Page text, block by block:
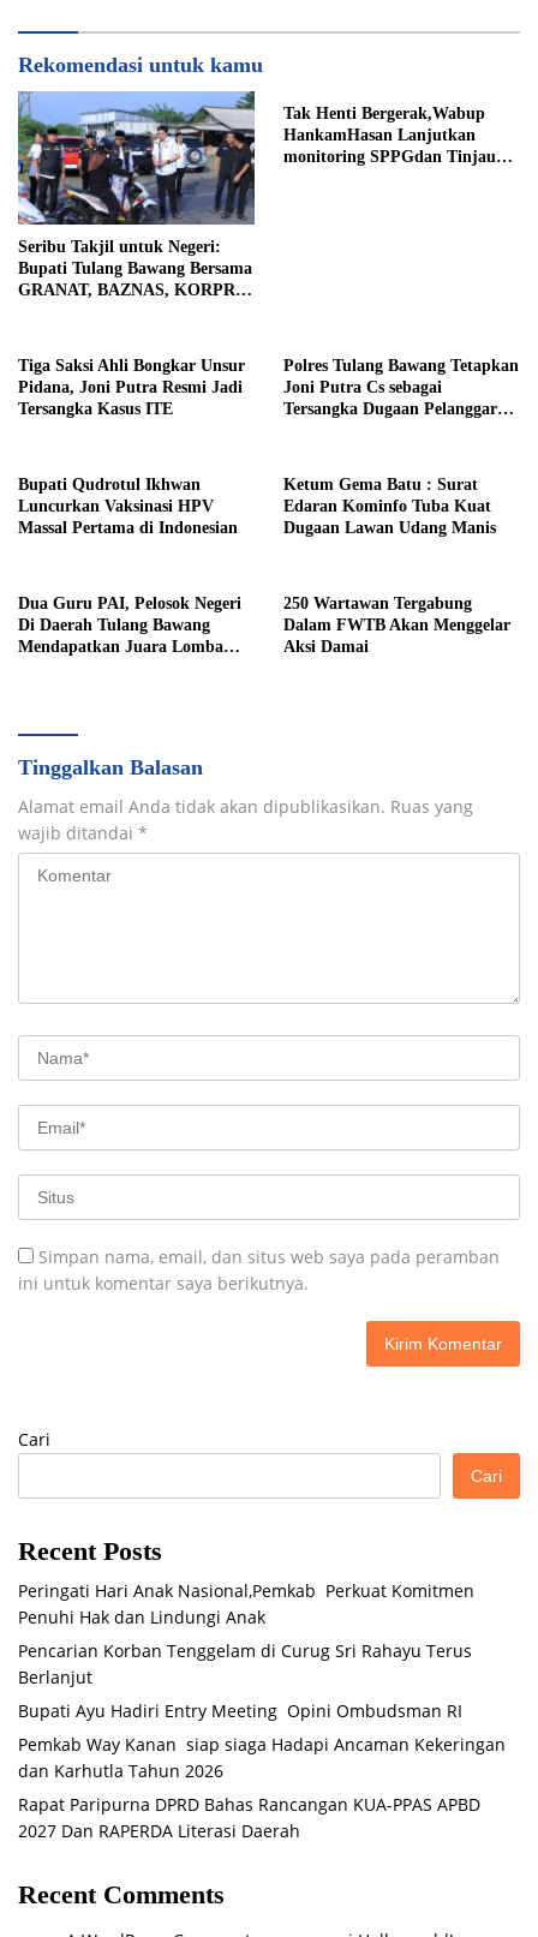
Rekomendasi untuk kamu
Seribu Takjil untuk Negeri:
Bupati Tulang Bawang Bersama
GRANAT, BAZNAS, KORPRI
Tak Henti Bergerak,Wabup
HankamHasan Lanjutkan
monitoring SPPGdan Tinjau
Tiga Saksi Ahli Bongkar Unsur
Pidana, Joni Putra Resmi Jadi
Tersangka Kasus ITE
Polres Tulang Bawang Tetapkan
Joni Putra Cs sebagai
Tersangka Dugaan Pelanggaran
Bupati Qudrotul Ikhwan
Luncurkan Vaksinasi HPV
Massal Pertama di Indonesian
Ketum Gema Batu : Surat
Edaran Kominfo Tuba Kuat
Dugaan Lawan Udang Manis
Dua Guru PAI, Pelosok Negeri
Di Daerah Tulang Bawang
Mendapatkan Juara Lomba
250 Wartawan Tergabung
Dalam FWTB Akan Menggelar
Aksi Damai
Tinggalkan Balasan
Alamat email Anda tidak akan dipublikasikan. Ruas yang
wajib ditandai *
Simpan nama, email, dan situs web saya pada peramban
ini untuk komentar saya berikutnya.
Cari
Cari
Recent Posts
Peringati Hari Anak Nasional,Pemkab Perkuat Komitmen
Penuhi Hak dan Lindungi Anak
Pencarian Korban Tenggelam di Curug Sri Rahayu Terus
Berlanjut
Bupati Ayu Hadiri Entry Meeting Opini Ombudsman RI
Pemkab Way Kanan siap siaga Hadapi Ancaman Kekeringan
dan Karhutla Tahun 2026
Rapat Paripurna DPRD Bahas Rancangan KUA-PPAS APBD
2027 Dan RAPERDA Literasi Daerah
Recent Comments